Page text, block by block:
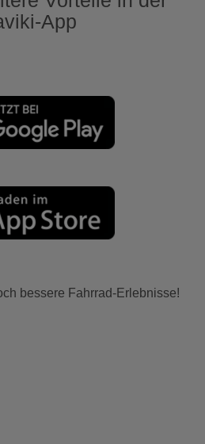
App
bessere Fahrrad-Erlebnisse!